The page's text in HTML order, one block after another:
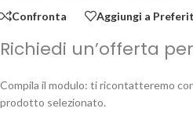
Confronta Aggiungi a
Richiedi un’offerta
Compila il modulo: ti ricontatteremo
prodotto selezionato.